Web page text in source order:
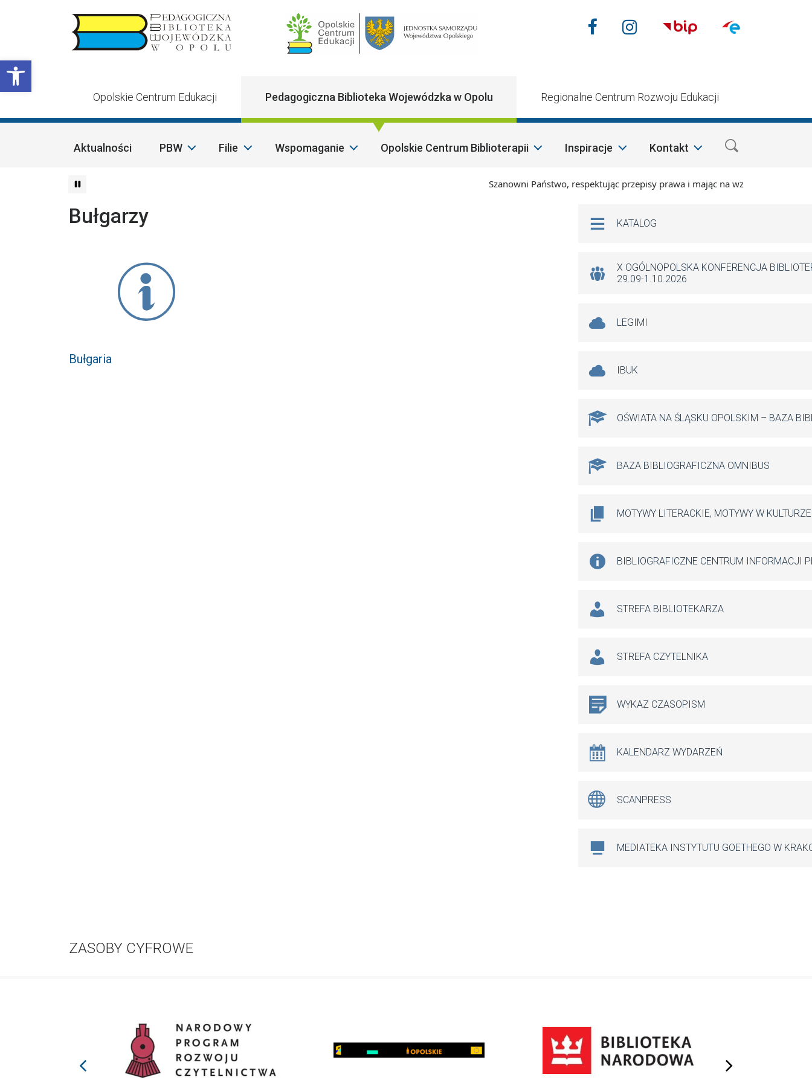
Otwórz pasek narzędzi
Main Navigation
Nasze media
FacebookInstagram
Opolskie Centrum Edukacji Pedagogiczna Biblioteka Wojewódzka w Opolu Regionalne Centrum Rozwoju Edukacji
Aktualności PBW Filie Wspomaganie Opolskie Centrum Biblioterapii Inspiracje Kontakt
Szanowni Państwo, respektując przepisy prawa i mając na względzie
Bułgarzy
Bułgaria
Na skróty
KATALOG
X OGÓLNOPOLSKA KONFERENCJA
29.09-1.10.2026
LEGIMI
IBUK
OŚWIATA NA ŚLĄSKU OPOLSKIM – BAZA
BAZA BIBLIOGRAFICZNA OMNIBUS
MOTYWY LITERACKIE, MOTYWY W KULTURZE
BIBLIOGRAFICZNE CENTRUM INFORMACJI
STREFA BIBLIOTEKARZA
STREFA CZYTELNIKA
WYKAZ CZASOPISM
KALENDARZ WYDARZEŃ
SCANPRESS
MEDIATEKA INSTYTUTU GOETHEGO W
ZASOBY CYFROWE
prev next